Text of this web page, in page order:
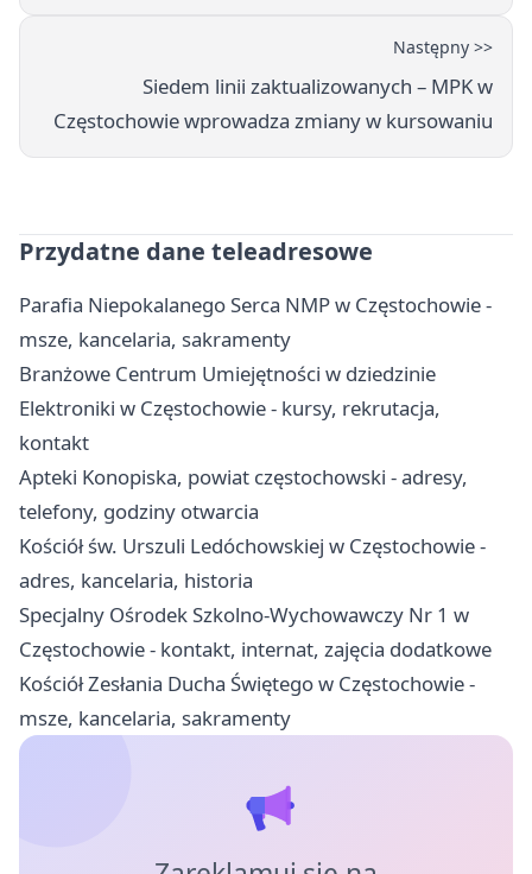
Następny >>
Siedem linii zaktualizowanych – MPK w
Częstochowie wprowadza zmiany w kursowaniu
Przydatne dane teleadresowe
Parafia Niepokalanego Serca NMP w Częstochowie -
msze, kancelaria, sakramenty
Branżowe Centrum Umiejętności w dziedzinie
Elektroniki w Częstochowie - kursy, rekrutacja,
kontakt
Apteki Konopiska, powiat częstochowski - adresy,
telefony, godziny otwarcia
Kościół św. Urszuli Ledóchowskiej w Częstochowie -
adres, kancelaria, historia
Specjalny Ośrodek Szkolno-Wychowawczy Nr 1 w
Częstochowie - kontakt, internat, zajęcia dodatkowe
Kościół Zesłania Ducha Świętego w Częstochowie -
msze, kancelaria, sakramenty